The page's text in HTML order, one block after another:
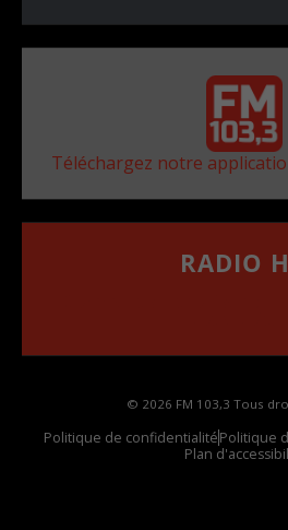
Téléchargez notre
RADIO
© 2026 FM 103,3 Tous
Politique de confidentialitéPolitique
Plan